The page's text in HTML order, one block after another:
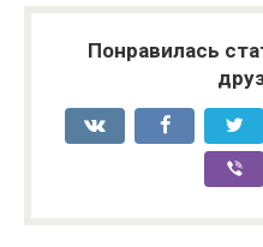
Понравилась